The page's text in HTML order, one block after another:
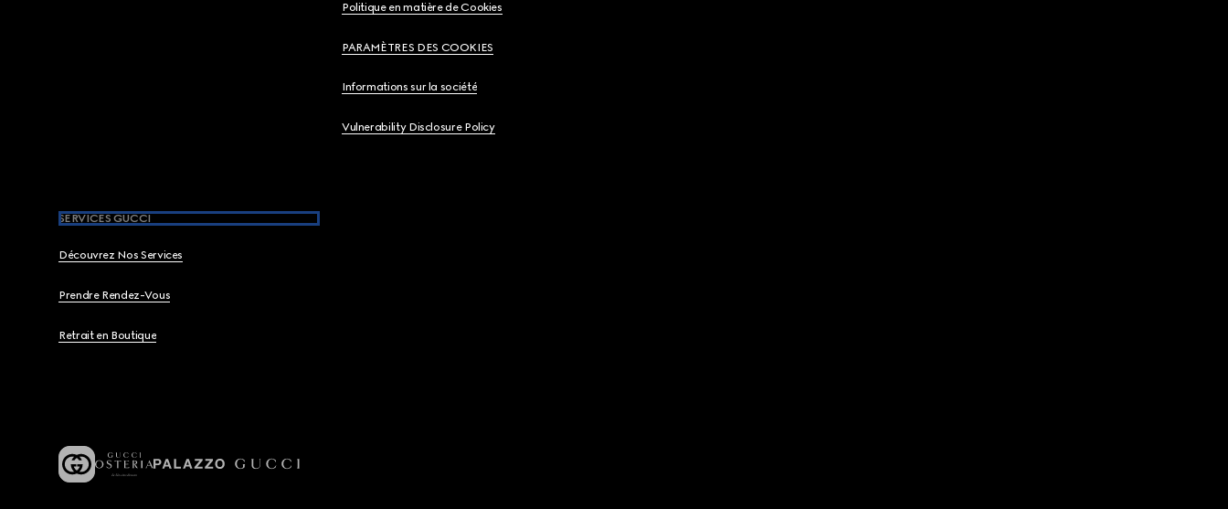
Politique en matière de Cookies
PARAMÈTRES DES COOKIES
Informations sur la société
Vulnerability Disclosure Policy
SERVICES GUCCI
Découvrez Nos Services
Prendre Rendez-Vous
Retrait en Boutique